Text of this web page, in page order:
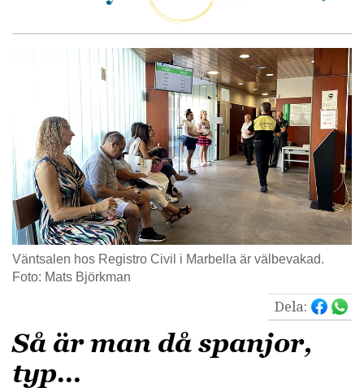
Väntsalen hos Registro Civil i Marbella är välbevakad.
Foto: Mats Björkman
Dela:
Så är man då spanjor,
typ…